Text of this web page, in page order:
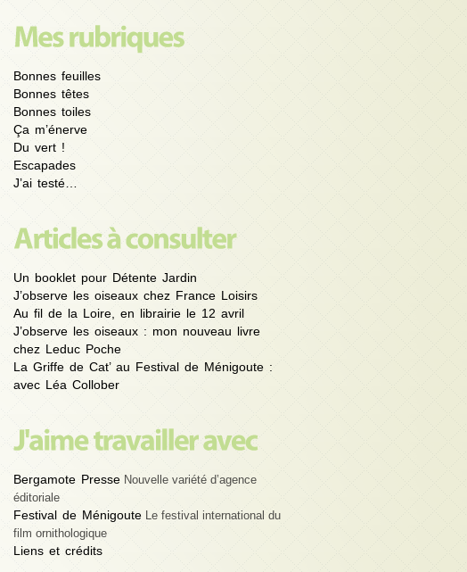
Bonnes feuilles
Bonnes têtes
Bonnes toiles
Ça m’énerve
Du vert !
Escapades
J’ai testé…
Un booklet pour Détente Jardin
J’observe les oiseaux chez France Loisirs
Au fil de la Loire, en librairie le 12 avril
J’observe les oiseaux : mon nouveau livre
chez Leduc Poche
La Griffe de Cat’ au Festival de Ménigoute :
avec Léa Collober
Bergamote Presse Nouvelle variété d’agence
éditoriale
Festival de Ménigoute Le festival international du
film ornithologique
Liens et crédits